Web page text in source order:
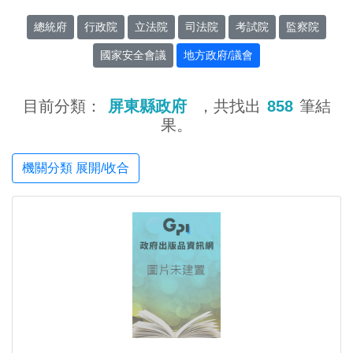
總統府 行政院 立法院 司法院 考試院 監察院
國家安全會議 地方政府/議會
目前分類： 屏東縣政府 ，共找出 858 筆結
果。
機關分類 展開/收合